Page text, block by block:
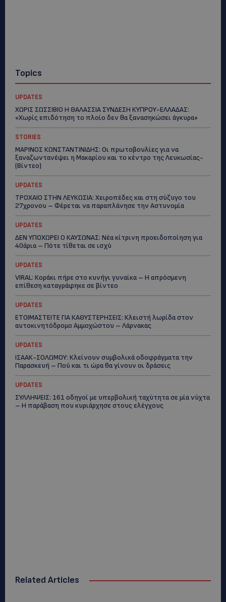
Topics
UPDATES
ΧΩΡΙΣ ΣΩΣΣΙΒΙΟ Η ΘΑΛΑΣΣΙΑ ΣΥΝΔΕΣΗ ΚΥΠΡΟΥ-ΕΛΛΑΔΑΣ:
«Χωρίς επιδότηση το πλοίο δεν θα ξανασηκώσει άγκυρα»
STORIES
ΜΑΡΙΝΟΣ ΚΩΝΣΤΑΝΤΙΝΙΔΗΣ: Οι πρωτοβουλίες για να
ξαναζωντανέψει η Μακαρίου και το κέντρο της Λευκωσίας-
(Βίντεο)
UPDATES
ΤΡΟΧΑΙΟ ΣΤΗΝ ΛΕΥΚΩΣΙΑ: Χειροπέδες και στη σύζυγο του
27χρονου – Φέρεται να παραπλάνησε την Αστυνομία
UPDATES
ΔΕΝ ΥΠΟΧΩΡΕΙ Ο ΚΑΥΣΩΝΑΣ: Νέα κίτρινη προειδοποίηση για
40άρια – Πότε τίθεται σε ισχύ
UPDATES
VIRAL: Κοράκι πήρε στο κυνήγι γυναίκα – Η απρόσμενη
επίθεση καταγράφηκε σε βίντεο
UPDATES
ΕΤΟΙΜΑΣΤΕΙΤΕ ΓΙΑ ΚΑΘΥΣΤΕΡΗΣΕΙΣ: Κλειστή λωρίδα στον
αυτοκινητόδρομο Αμμοχώστου – Λάρνακας
UPDATES
ΙΣΑΑΚ-ΣΟΛΩΜΟΥ: Κλείνουν συμβολικά οδοφράγματα την
Παρασκευή – Πού και τι ώρα θα γίνουν οι δράσεις
UPDATES
ΣΥΛΛΗΨΕΙΣ: 161 οδηγοί με υπερβολική ταχύτητα σε μία νύχτα
– Η παράβαση που κυριάρχησε στους ελέγχους
Related Articles